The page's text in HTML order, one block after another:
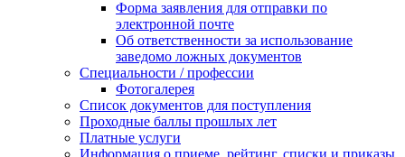
Форма заявления для отправки по
электронной почте
Об ответственности за использование
заведомо ложных документов
Специальности / профессии
Фотогалерея
Список документов для поступления
Проходные баллы прошлых лет
Платные услуги
Информация о приеме, рейтинг, списки и приказы